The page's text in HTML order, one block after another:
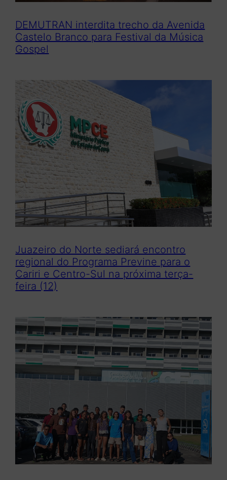
DEMUTRAN interdita trecho da Avenida
Castelo Branco para Festival da Música
Gospel
Juazeiro do Norte sediará encontro
regional do Programa Previne para o
Cariri e Centro-Sul na próxima terça-
feira (12)